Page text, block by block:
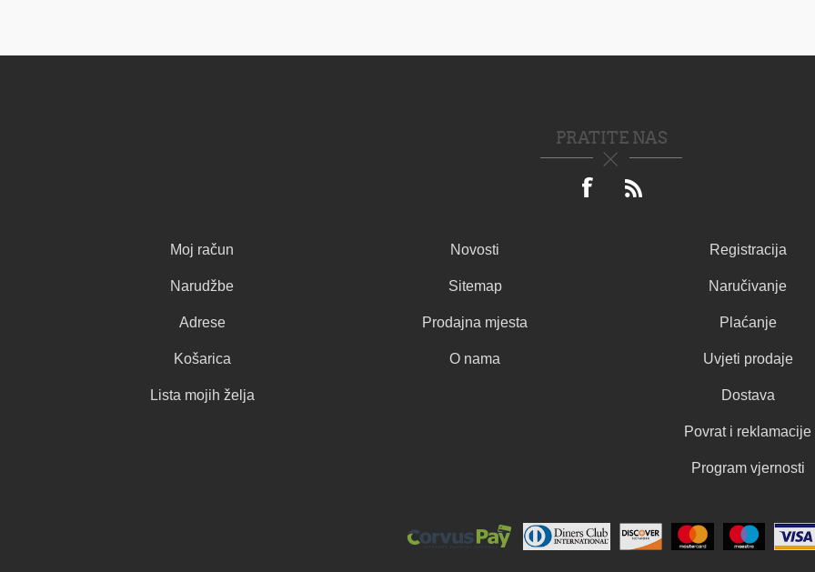
PRATITE NAS
Moj račun
Narudžbe
Adrese
Košarica
Lista mojih želja
Novosti
Sitemap
Prodajna mjesta
O nama
Registracija
Naručivanje
Plaćanje
Uvjeti prodaje
Dostava
Povrat i reklamacije
Program vjernosti